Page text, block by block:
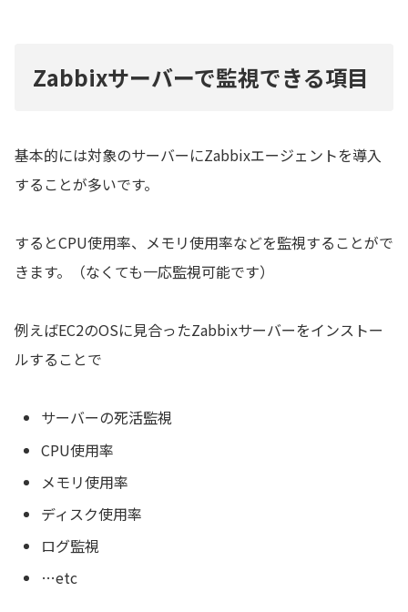
Zabbixサーバーで監視できる項目
基本的には対象のサーバーにZabbixエージェントを導入
することが多いです。
するとCPU使用率、メモリ使用率などを監視することがで
きます。（なくても一応監視可能です）
例えばEC2のOSに見合ったZabbixサーバーをインストー
ルすることで
サーバーの死活監視
CPU使用率
メモリ使用率
ディスク使用率
ログ監視
…etc